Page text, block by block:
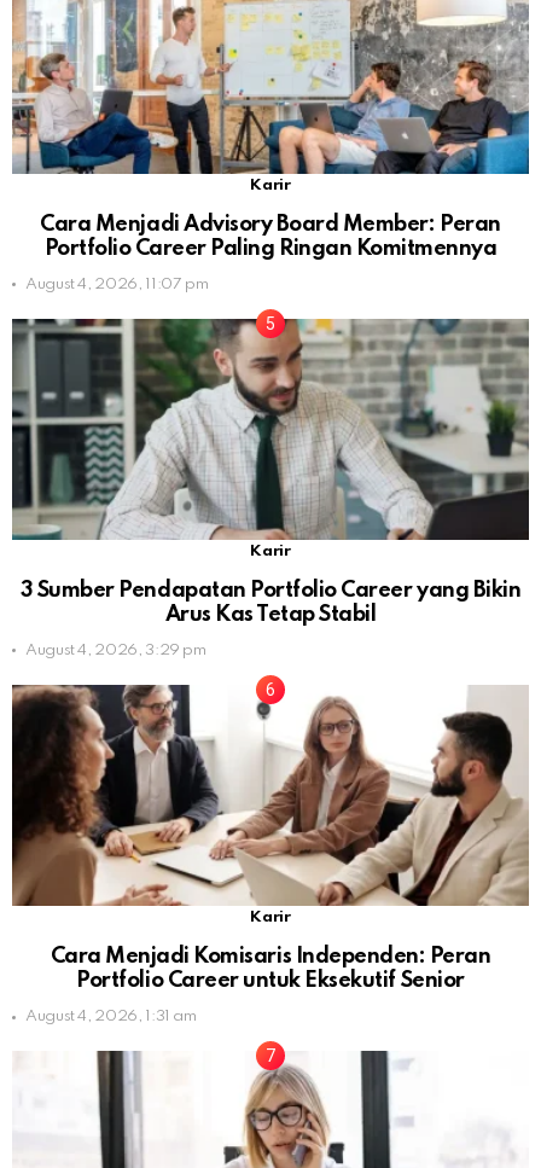
Karir
Cara Menjadi Advisory Board Member: Peran
Portfolio Career Paling Ringan Komitmennya
August 4, 2026, 11:07 pm
Karir
3 Sumber Pendapatan Portfolio Career yang Bikin
Arus Kas Tetap Stabil
August 4, 2026, 3:29 pm
Karir
Cara Menjadi Komisaris Independen: Peran
Portfolio Career untuk Eksekutif Senior
August 4, 2026, 1:31 am